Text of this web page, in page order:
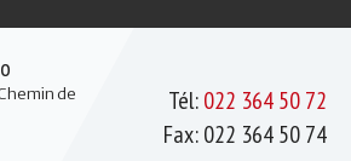
de
Tél:022 364 50 72
Fax:022 364 50 74